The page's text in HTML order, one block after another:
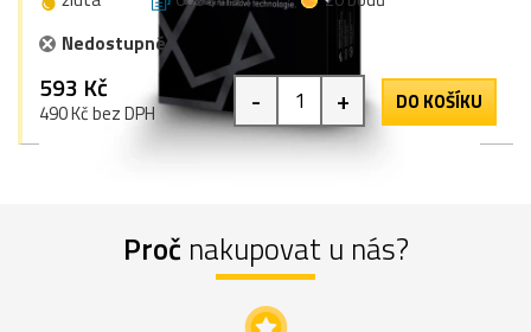
Nedostupné
593 Kč
490 Kč bez DPH - + DO KOŠÍKU
Proč nakupovat u nás?